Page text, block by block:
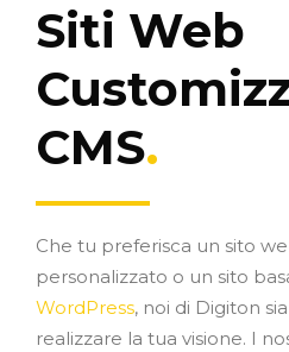
Siti Web
CMS.
Che tu preferisca un sito
personalizzato o un sito
WordPress, noi di Digiton
realizzare la tua visione. I